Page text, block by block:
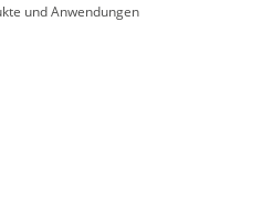
und Anwendungen